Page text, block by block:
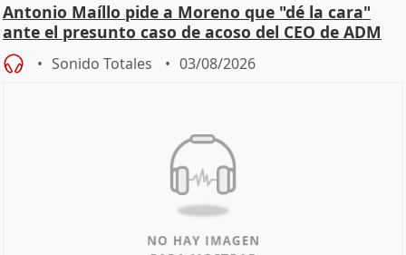
Antonio Maíllo pide a Moreno que "dé la cara"
ante el presunto caso de acoso del CEO de ADM
Sonido Totales 03/08/2026